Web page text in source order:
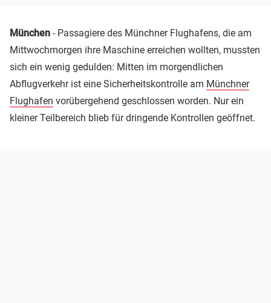
München - Passagiere des Münchner Flughafens, die am
Mittwochmorgen ihre Maschine erreichen wollten, mussten
sich ein wenig gedulden: Mitten im morgendlichen
Abflugverkehr ist eine Sicherheitskontrolle am Münchner
Flughafen vorübergehend geschlossen worden. Nur ein
kleiner Teilbereich blieb für dringende Kontrollen geöffnet.